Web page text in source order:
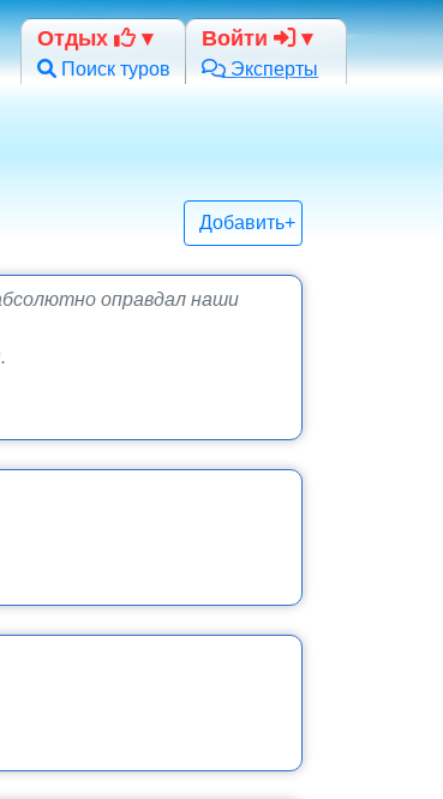
Отдых
Поиск туров
Войти
Эксперты
Добавить+
оправдал наши